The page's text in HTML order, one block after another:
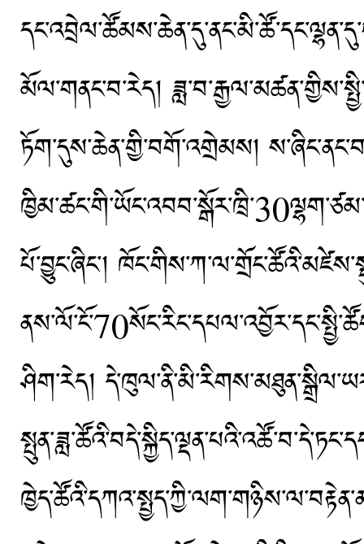
མོལ་གནང་བ་རེད།
ཏོག་དུས་ཆེན་གྱི་བགོ་འགྲེམས།
པོ་བྱུང་ཞིང་།
ཤིག་རེད།